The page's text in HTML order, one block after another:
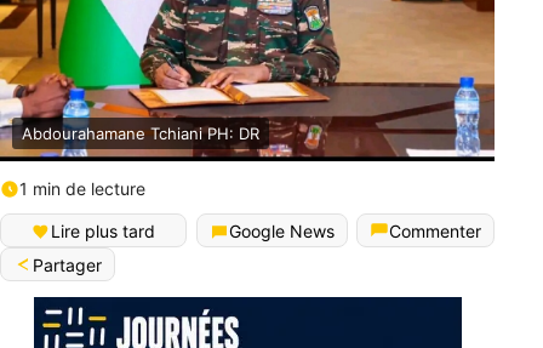
Abdourahamane Tchiani PH: DR
1 min de lecture
Lire plus tard Google News
Commenter
Partager